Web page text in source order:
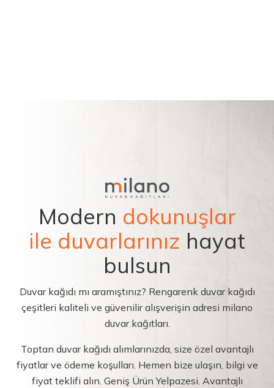
Modern dokunuşlar
ile duvarlarınız hayat
bulsun
Duvar kağıdı mı aramıştınız? Rengarenk duvar kağıdı
çeşitleri kaliteli ve güvenilir alışverişin adresi milano
duvar kağıtları.
Toptan duvar kağıdı alımlarınızda, size özel avantajlı
fiyatlar ve ödeme koşulları. Hemen bize ulaşın, bilgi ve
fiyat teklifi alın. Geniş Ürün Yelpazesi. Avantajlı